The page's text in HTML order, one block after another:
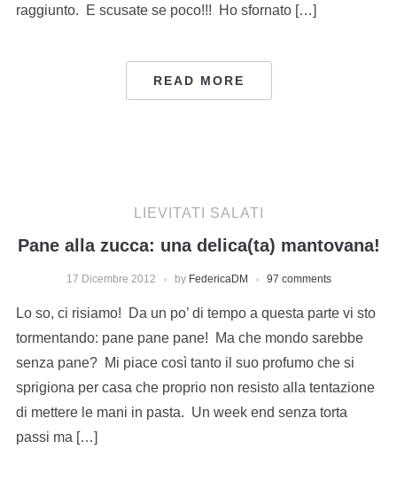
raggiunto. E scusate se poco!!! Ho sfornato […]
READ MORE
LIEVITATI SALATI
Pane alla zucca: una delica(ta) mantovana!
17 Dicembre 2012 by FedericaDM 97 comments
Lo so, ci risiamo! Da un po’ di tempo a questa parte vi sto
tormentando: pane pane pane! Ma che mondo sarebbe
senza pane? Mi piace così tanto il suo profumo che si
sprigiona per casa che proprio non resisto alla tentazione
di mettere le mani in pasta. Un week end senza torta
passi ma […]